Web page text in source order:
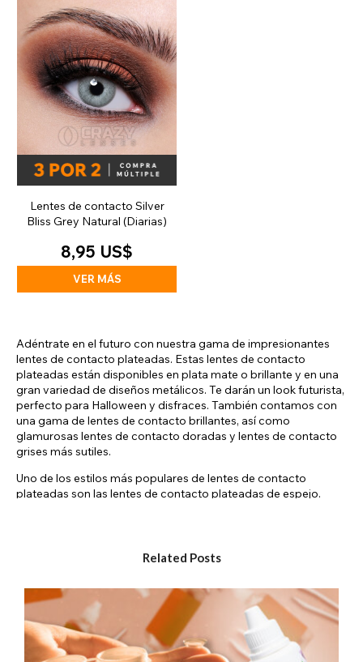
Lentes de contacto Silver
Bliss Grey Natural (Diarias)
8,95 US$
VER MÁS
Adéntrate en el futuro con nuestra gama de impresionantes
lentes de contacto plateadas. Estas lentes de contacto
plateadas están disponibles en plata mate o brillante y en una
gran variedad de diseños metálicos. Te darán un look futurista,
perfecto para Halloween y disfraces. También contamos con
una gama de lentes de contacto brillantes, así como
glamurosas lentes de contacto doradas y lentes de contacto
grises más sutiles.
Uno de los estilos más populares de lentes de contacto
plateadas son las lentes de contacto plateadas de espejo.
pueden combinarse con maquillaje editorial, disfraces de
impresionante efecto del plateado metálico al cubrir el iris
transforma por completo la apariencia de tu ojo, brindándote
una mirada sobrenatural.
Nuestras lentes de contacto plateadas incluyen lentes
brillantes que crean la ilusión de que tu ojo brilla. Estas
Related Posts